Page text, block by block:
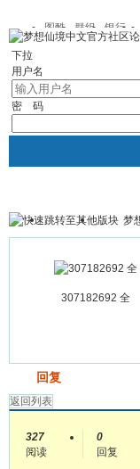
图酷 群组 银行
下拉
用户名
密 码
银行 群组
梦
307182692 全
回复
返回列表
327
阅读
0
回复